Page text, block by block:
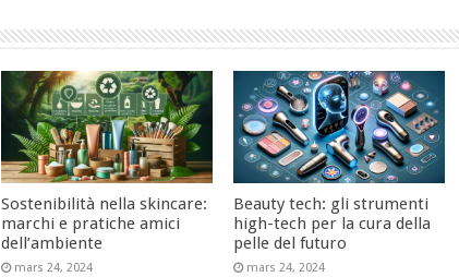
Sostenibilità nella skincare:
marchi e pratiche amici
dell’ambiente
mars 24, 2024
Beauty tech: gli strumenti
high-tech per la cura della
pelle del futuro
mars 24, 2024